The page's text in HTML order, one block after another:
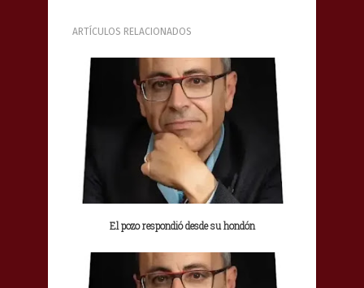
ARTÍCULOS RELACIONADOS
El pozo respondió desde su hondón